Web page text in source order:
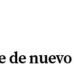
de nuevo